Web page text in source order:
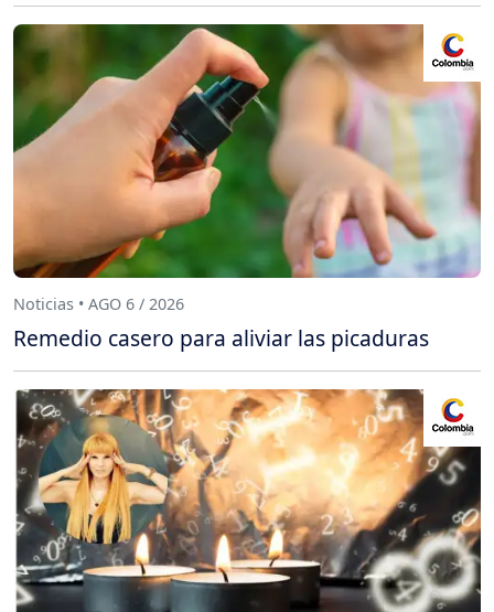
Noticias • AGO 6 / 2026
Remedio casero para aliviar las picaduras